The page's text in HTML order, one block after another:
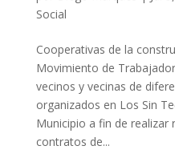
Social
Cooperativas de la
Movimiento de
vecinos y vecinas de
organizados en Los Sin
Municipio a fin de realizar
contratos de...